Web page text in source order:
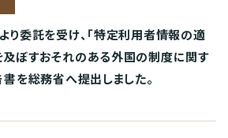
り委託を受け、「特定利用者情報の適
ぼすおそれのある外国の制度に関す
書を総務省へ提出しました。